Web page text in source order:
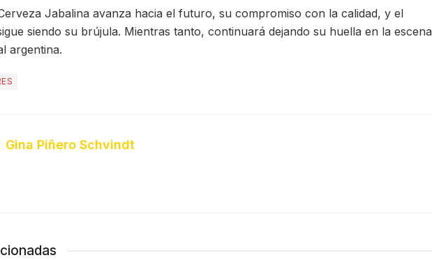
Jabalina avanza hacia el futuro, su compromiso con la calidad, y el
siendo su brújula. Mientras tanto, continuará dejando su huella en la escena
argentina.
Gina Piñero Schvindt